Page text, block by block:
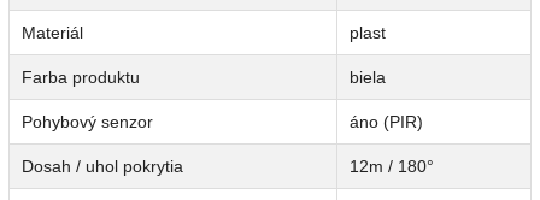
Materiál plast
Farba produktu biela
Pohybový senzor áno (PIR)
Dosah / uhol pokrytia 12m / 180°